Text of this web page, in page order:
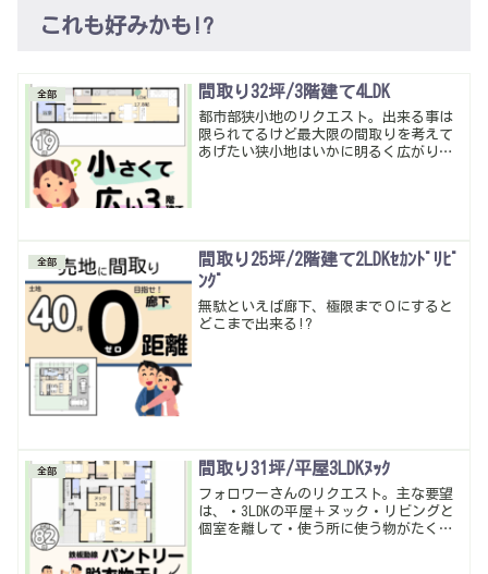
これも好みかも!?
全部 間取り32坪/3階建て4LDK
都市部狭小地のリクエスト。出来る事は
限られてるけど最大限の間取りを考えて
あげたい狭小地はいかに明るく広がりあ
は当たり前。
全部
間取り25坪/2階建て2LDKｾｶﾝﾄﾞﾘﾋﾞ
ﾝｸﾞ
無駄といえば廊下、極限まで０にすると
どこまで出来る!?
全部 間取り31坪/平屋3LDKﾇｯｸ
フォロワーさんのリクエスト。主な要望
は、・3LDKの平屋＋ヌック・リビングと
個室を離して・使う所に使う物がたくさ